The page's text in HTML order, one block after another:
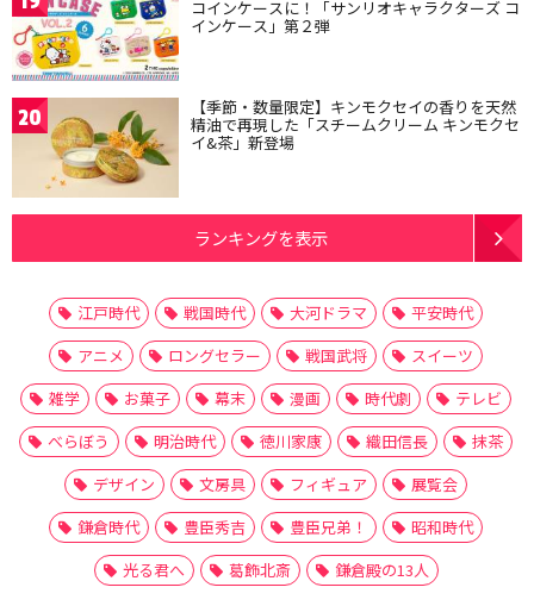
コインケースに！「サンリオキャラクターズ コ
インケース」第２弾
20 【季節・数量限定】キンモクセイの香りを天然
精油で再現した「スチームクリーム キンモクセ
イ&茶」新登場
ランキングを表示
江戸時代 戦国時代 大河ドラマ
平安時代
アニメ
ロングセラー 戦国武将
スイーツ
雑学
お菓子 幕末 漫画 時代劇
テレビ
べらぼう
明治時代 徳川家康 織田信長
抹茶
デザイン
文房具 フィギュア
展覧会
鎌倉時代
豊臣秀吉 豊臣兄弟！
昭和時代
光る君へ
葛飾北斎 鎌倉殿の13人